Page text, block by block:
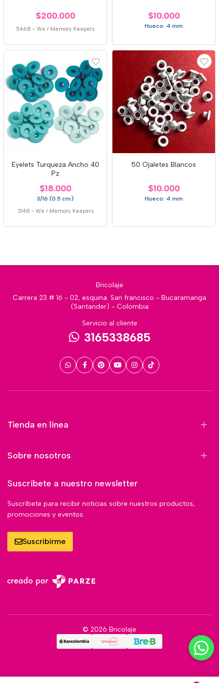
$200.000
5468 - We r Memory Keepers
$10.000
Hueco: 4 mm
Eyelets Turqueza Ancho 40
Pz
$18.000
3/16 (0.5 cm)
3148 - We r Memory Keepers
50 Ojaletes Blancos
$10.000
Hueco: 4 mm
Bricolaje
Carrera 23 # 16 - 02, esquina. San francisco - Bucaramanga
(Santander) - Colombia
Servicio al cliente
3165338685
Tienda en línea
Sobre nosotros
Suscríbete a nuestro newsletter
Suscríbete para recibir noticias sobre nuestros productos,
promociones y eventos.
Suscribirme
© 2026 Bricolaje